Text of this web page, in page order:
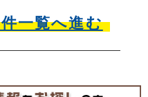
一覧へ進む